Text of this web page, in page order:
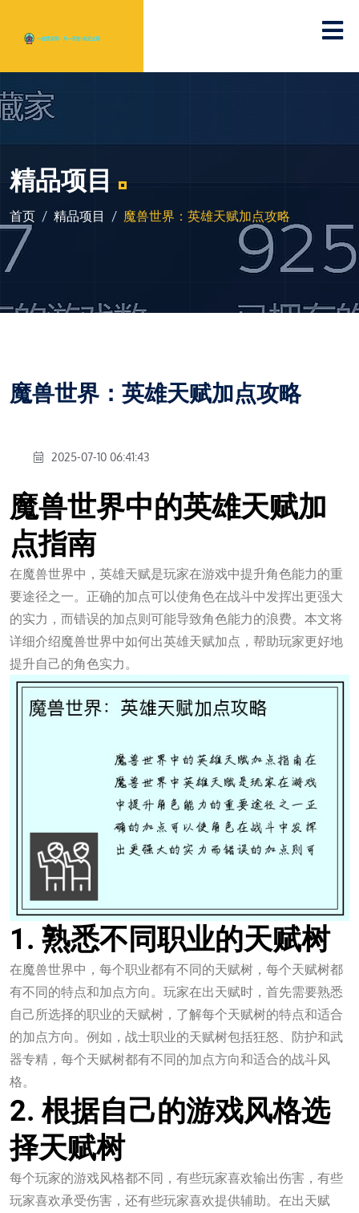
精品项目
首页 精品项目 魔兽世界：英雄天赋加点攻略
魔兽世界：英雄天赋加点攻略
2025-07-10 06:41:43
魔兽世界中的英雄天赋加
点指南
在魔兽世界中，英雄天赋是玩家在游戏中提升角色能力的重
要途径之一。正确的加点可以使角色在战斗中发挥出更强大
的实力，而错误的加点则可能导致角色能力的浪费。本文将
详细介绍魔兽世界中如何出英雄天赋加点，帮助玩家更好地
提升自己的角色实力。
1. 熟悉不同职业的天赋树
在魔兽世界中，每个职业都有不同的天赋树，每个天赋树都
有不同的特点和加点方向。玩家在出天赋时，首先需要熟悉
自己所选择的职业的天赋树，了解每个天赋树的特点和适合
的加点方向。例如，战士职业的天赋树包括狂怒、防护和武
器专精，每个天赋树都有不同的加点方向和适合的战斗风
格。
2. 根据自己的游戏风格选
择天赋树
每个玩家的游戏风格都不同，有些玩家喜欢输出伤害，有些
玩家喜欢承受伤害，还有些玩家喜欢提供辅助。在出天赋